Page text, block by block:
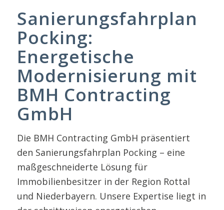
Sanierungsfahrplan
Pocking:
Energetische
Modernisierung mit
BMH Contracting
GmbH
Die BMH Contracting GmbH präsentiert
den Sanierungsfahrplan Pocking – eine
maßgeschneiderte Lösung für
Immobilienbesitzer in der Region Rottal
und Niederbayern. Unsere Expertise liegt in